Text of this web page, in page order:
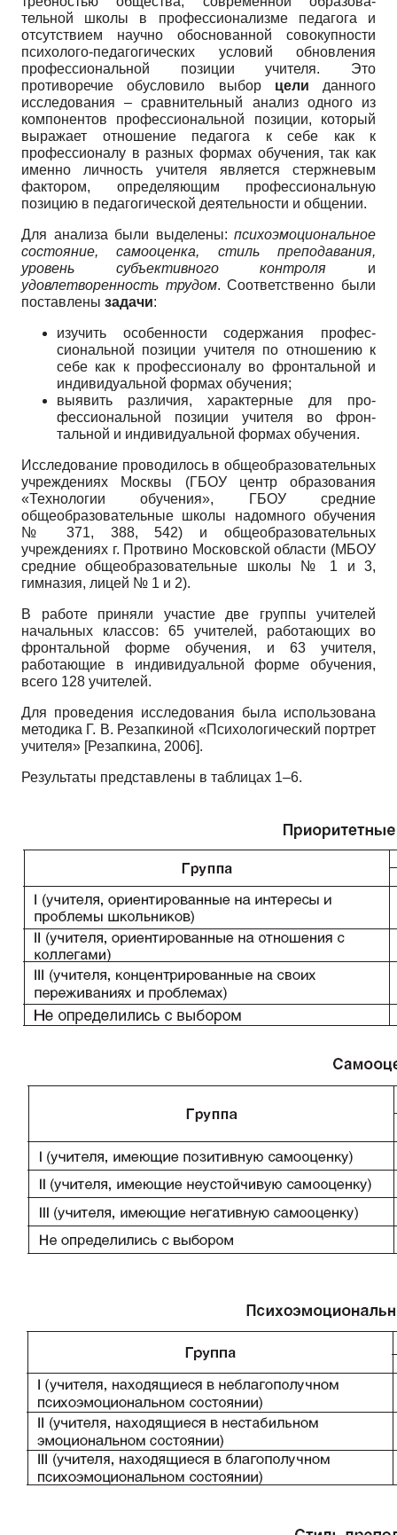
тельной школы в профессионализме педагога и
отсутствием научно обоснованной совокуп­ности
психолого-педагогических условий об­новления
профессиональной позиции учите­ля. Это
противоречие обусловило выбор цели данного
исследования – сравнительный ана­лиз одного из
компонентов профессиональной позиции, который
выражает отношение педа­гога к себе как к
профессионалу в разных фор­мах обучения, так как
именно личность учите­ля является стержневым
фактором, определя­ющим профессиональную
позицию в педаго­гической деятельности и общении.
Для анализа были выделены: психоэмоци­ональное
состояние, самооценка, стиль пре­подавания,
уровень субъективного контроля и
удовлетворенность трудом. Соответственно были
поставлены задачи:
изучить особенности содержания профес­
сиональной позиции учителя по отношению к
себе как к профессионалу во фронтальной и
индивидуальной формах обучения;
выявить различия, характерные для про­
фессиональной позиции учителя во фрон­
тальной и индивидуальной формах обучения.
Исследование проводилось в общеоб­разовательных
учреждениях Москвы (ГБОУ центр образования
«Технологии обучения», ГБОУ средние
общеобразовательные шко­лы надомного обучения
№ 371, 388, 542) и об­щеобразовательных
учреждениях г. Протвино Московской области (МБОУ
средние общеоб­разовательные школы № 1 и 3,
гимназия, ли­цей № 1 и 2).
В работе приняли участие две группы учи­телей
начальных классов: 65 учителей, рабо­тающих во
фронтальной форме обучения, и 63 учителя,
работающие в индивидуальной форме обучения,
всего 128 учителей.
Для проведения исследования была ис­пользована
методика Г. В. Резапкиной «Пси­хологический портрет
учителя» [Резапкина, 2006].
Результаты представлены в таблицах 1–6.